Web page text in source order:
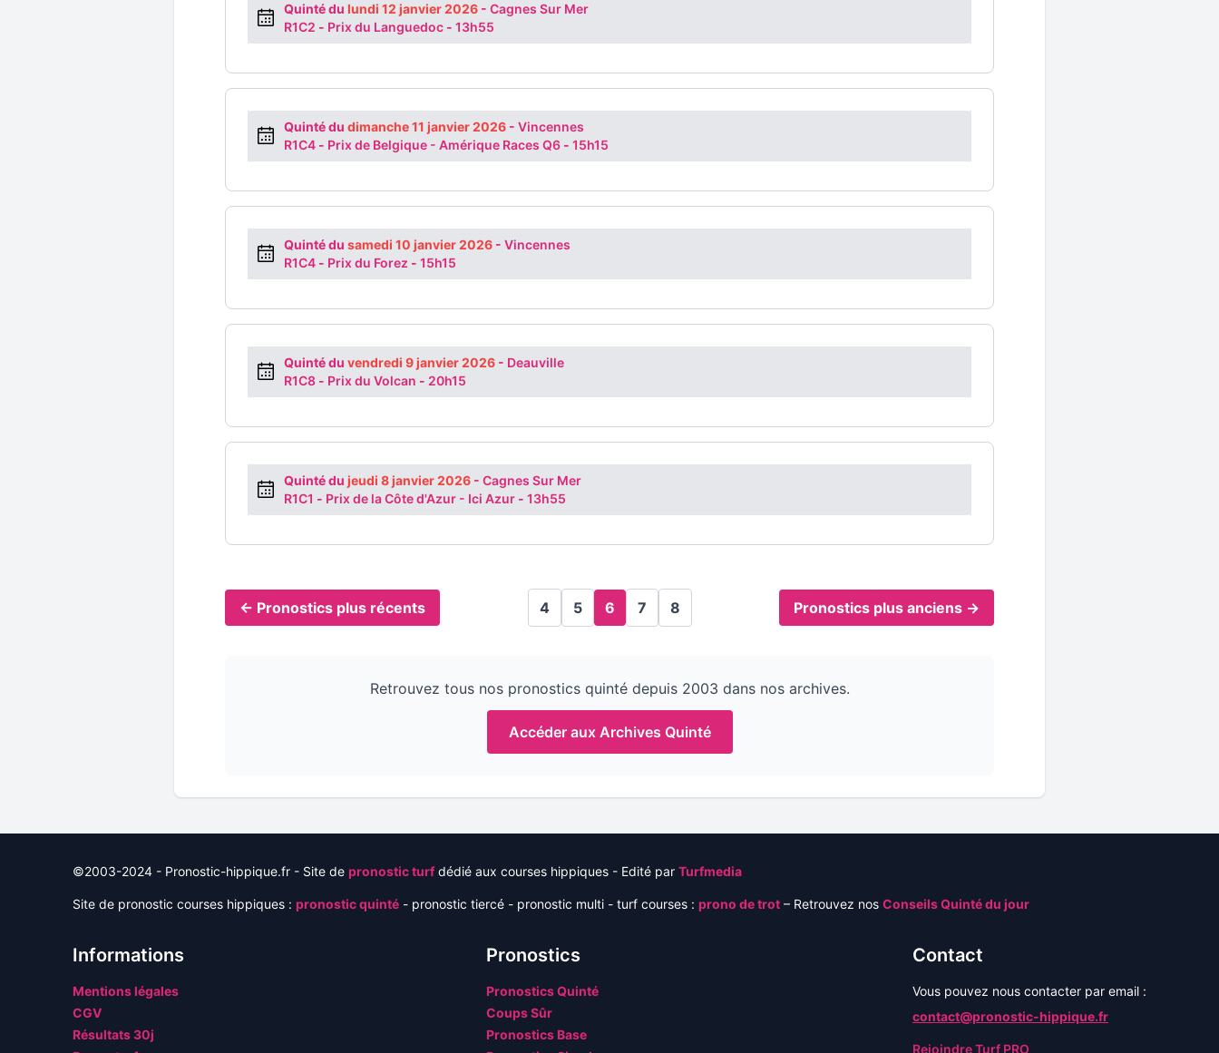
Quinté du lundi 12 janvier 2026 - Cagnes Sur Mer
R1C2 - Prix du Languedoc - 13h55
Quinté du dimanche 11 janvier 2026 - Vincennes
R1C4 - Prix de Belgique - Amérique Races Q6 - 15h15
Quinté du samedi 10 janvier 2026 - Vincennes
R1C4 - Prix du Forez - 15h15
Quinté du vendredi 9 janvier 2026 - Deauville
R1C8 - Prix du Volcan - 20h15
Quinté du jeudi 8 janvier 2026 - Cagnes Sur Mer
R1C1 - Prix de la Côte d'Azur - Ici Azur - 13h55
← Pronostics plus récents 4 5 6 7 8 Pronostics plus anciens →
Retrouvez tous nos pronostics quinté depuis 2003 dans nos archives.
Accéder aux Archives Quinté
©2003-2024 - Pronostic-hippique.fr - Site de pronostic turfdédié aux courses hippiques - Edité par Turfmedia
Site de pronostic courses hippiques : pronostic quinté - pronostic tiercé - pronostic multi - turf courses : prono de trot – Retrouvez nos Conseils Quinté du jour
Informations
Mentions légales
CGV
Résultats 30j
Pronostics
Pronostics Quinté
Coups Sûr
Pronostics Base
Contact
Vous pouvez nous contacter par email :
contact@pronostic-hippique.fr
Rejoindre Turf PRO